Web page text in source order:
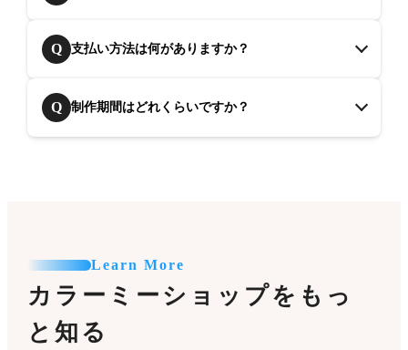
Q 支払い方法は何がありますか？
Q 制作期間はどれくらいですか？
Learn More
カラーミーショップをもっ
と知る